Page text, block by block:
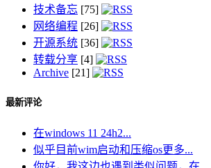
技术备忘 [75]
网络编程 [26]
开源系统 [36]
转载分享 [4]
Archive [21]
最新评论
在windows 11 24h2...
似乎目前wim启动和压缩os更多...